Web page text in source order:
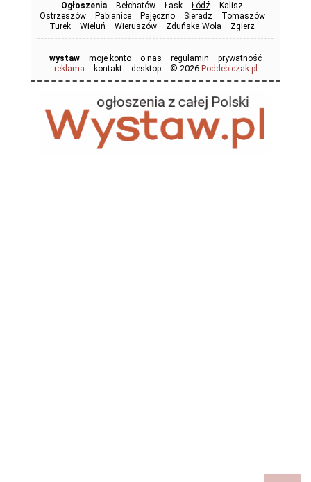
Ogłoszenia Bełchatów Łask Łódź
Kalisz
Ostrzeszów
Pabianice Pajęczno Sieradz
Tomaszów
Turek
Wieluń Wieruszów Zduńska Wola Zgierz
wystaw moje konto o nas regulamin
prywatność
reklama
kontakt desktop © 2026 Poddebiczak.pl